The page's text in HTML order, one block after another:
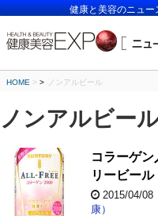
健康と美容のニュー
HOME > ノンアルビール
ノンアルビー
コラーゲ
リービール
2015/04/08
康）